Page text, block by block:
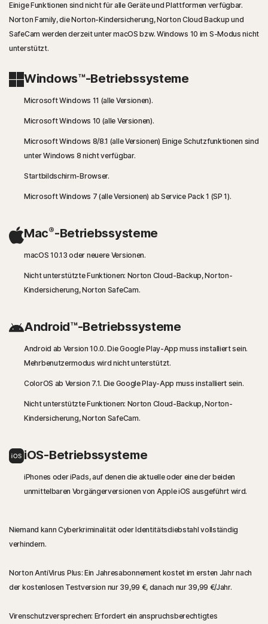
Einige Funktionen sind nicht für alle Geräte und Plattformen verfügbar.
Norton Family, die Norton-Kindersicherung, Norton Cloud Backup und
SafeCam werden derzeit unter macOS bzw. Windows 10 im S-Modus nicht
unterstützt.
Windows™-Betriebssysteme
Microsoft Windows 11 (alle Versionen).
Microsoft Windows 10 (alle Versionen).
Microsoft Windows 8/8.1 (alle Versionen) Einige Schutzfunktionen sind
unter Windows 8 nicht verfügbar.
Startbildschirm-Browser.
Microsoft Windows 7 (alle Versionen) ab Service Pack 1 (SP 1).
Mac®-Betriebssysteme
macOS 10.13 oder neuere Versionen.
Nicht unterstützte Funktionen: Norton Cloud-Backup, Norton-
Kindersicherung, Norton SafeCam.
Android™-Betriebssysteme
Android ab Version 10.0. Die Google Play-App muss installiert sein.
Mehrbenutzermodus wird nicht unterstützt.
ColorOS ab Version 7.1. Die Google Play-App muss installiert sein.
Nicht unterstützte Funktionen: Norton Cloud-Backup, Norton-
Kindersicherung, Norton SafeCam.
iOS-Betriebssysteme
iPhones oder iPads, auf denen die aktuelle oder eine der beiden
unmittelbaren Vorgängerversionen von Apple iOS ausgeführt wird.
Niemand kann Cyberkriminalität oder Identitätsdiebstahl vollständig
verhindern.
Norton AntiVirus Plus: Ein Jahresabonnement kostet im ersten Jahr nach
der kostenlosen Testversion nur 39,99 €, danach nur 39,99 €/Jahr.
Virenschutzversprechen: Erfordert ein anspruchsberechtigtes